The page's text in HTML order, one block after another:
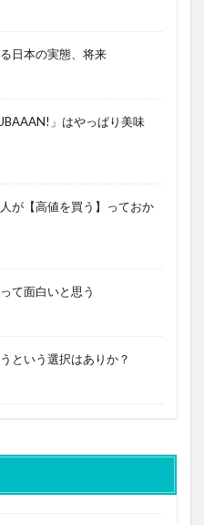
日本の実態、将来
」はやっぱり美味
が【高値を買う】っておか
て面白いと思う
という選択はありか？